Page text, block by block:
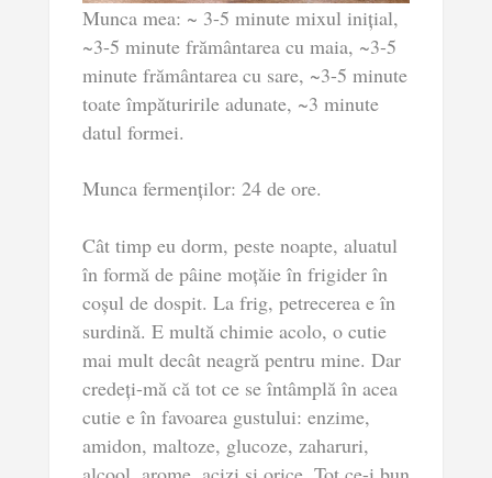
Munca mea: ~ 3-5 minute mixul inițial,
~3-5 minute frământarea cu maia, ~3-5
minute frământarea cu sare, ~3-5 minute
toate împăturirile adunate, ~3 minute
datul formei.
Munca fermenților: 24 de ore.
Cât timp eu dorm, peste noapte, aluatul
în formă de pâine moțăie în frigider în
coșul de dospit. La frig, petrecerea e în
surdină. E multă chimie acolo, o cutie
mai mult decât neagră pentru mine. Dar
credeți-mă că tot ce se întâmplă în acea
cutie e în favoarea gustului: enzime,
amidon, maltoze, glucoze, zaharuri,